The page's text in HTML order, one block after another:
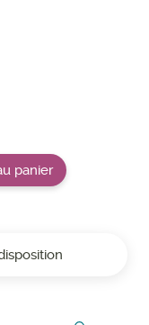
panier